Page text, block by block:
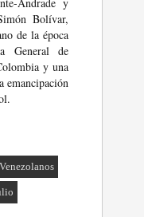
Bolívar,
de la época
General de
y una
emancipación
Venezolanos